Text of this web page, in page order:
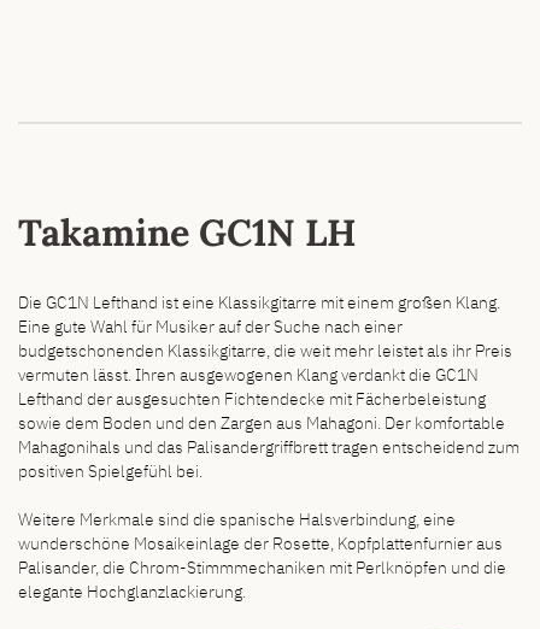
Takamine GC1N LH
Die GC1N Lefthand ist eine Klassikgitarre mit einem großen Klang.
Eine gute Wahl für Musiker auf der Suche nach einer
budgetschonenden Klassikgitarre, die weit mehr leistet als ihr Preis
vermuten lässt. Ihren ausgewogenen Klang verdankt die GC1N
Lefthand der ausgesuchten Fichtendecke mit Fächerbeleistung
sowie dem Boden und den Zargen aus Mahagoni. Der komfortable
Mahagonihals und das Palisandergriffbrett tragen entscheidend zum
positiven Spielgefühl bei.
Weitere Merkmale sind die spanische Halsverbindung, eine
wunderschöne Mosaikeinlage der Rosette, Kopfplattenfurnier aus
Palisander, die Chrom-Stimmmechaniken mit Perlknöpfen und die
elegante Hochglanzlackierung.